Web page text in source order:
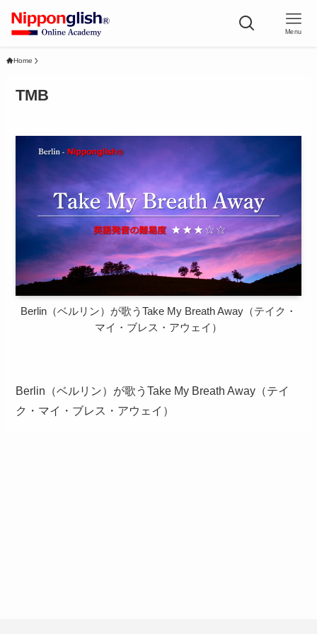
Menu
Home
TMB
Berlin（ベルリン）が歌うTake My Breath Away（テイク・
マイ・ブレス・アウェイ）
Berlin（ベルリン）が歌うTake My Breath Away（テイ
ク・マイ・ブレス・アウェイ）